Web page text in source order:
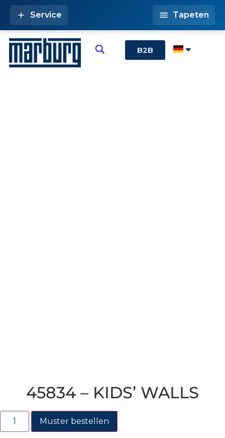
B2B
Service Tapeten
45834 – KIDS’ WALLS
Muster bestellen